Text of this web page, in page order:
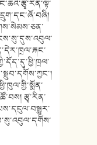
རྩྭ་རིན་